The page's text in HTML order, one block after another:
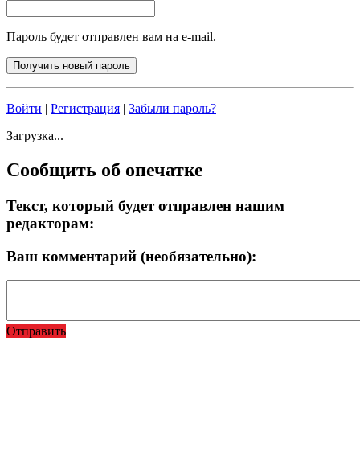
Пароль будет отправлен вам на e-mail.
Войти | Регистрация | Забыли пароль?
Загрузка...
Сообщить об опечатке
Текст, который будет отправлен нашим
редакторам:
Ваш комментарий (необязательно):
Отправить